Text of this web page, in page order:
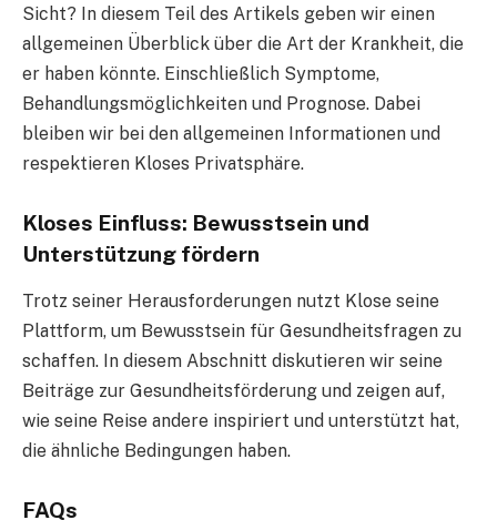
Sicht? In diesem Teil des Artikels geben wir einen
allgemeinen Überblick über die Art der Krankheit, die
er haben könnte. Einschließlich Symptome,
Behandlungsmöglichkeiten und Prognose. Dabei
bleiben wir bei den allgemeinen Informationen und
respektieren Kloses Privatsphäre.
Kloses Einfluss: Bewusstsein und
Unterstützung fördern
Trotz seiner Herausforderungen nutzt Klose seine
Plattform, um Bewusstsein für Gesundheitsfragen zu
schaffen. In diesem Abschnitt diskutieren wir seine
Beiträge zur Gesundheitsförderung und zeigen auf,
wie seine Reise andere inspiriert und unterstützt hat,
die ähnliche Bedingungen haben.
FAQs